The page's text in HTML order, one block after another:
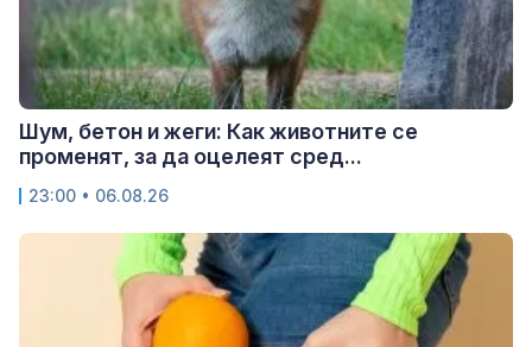
Шум, бетон и жеги: Как животните се
променят, за да оцелеят сред...
23:00 • 06.08.26